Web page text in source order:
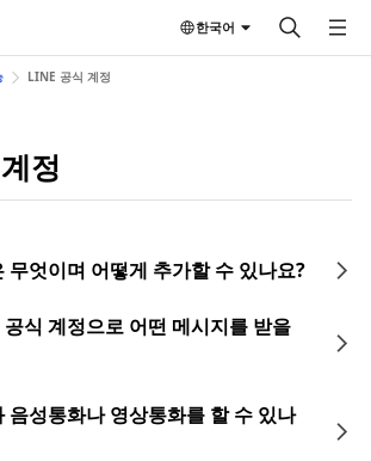
한국어
LINE 공식 계정
정
무엇이며 어떻게 추가할 수 있나요?
식 계정으로 어떤 메시지를 받을
음성통화나 영상통화를 할 수 있나